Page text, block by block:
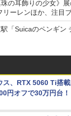
の耳飾りの少女》
リーレンほか、注目
「Suicaのペンギン
ス、RTX 5060 Ti搭
円オフで30万円台！